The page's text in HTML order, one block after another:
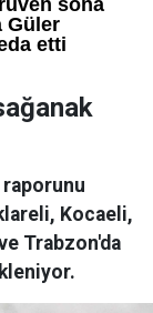
Kocaeli,
Trabzon'da